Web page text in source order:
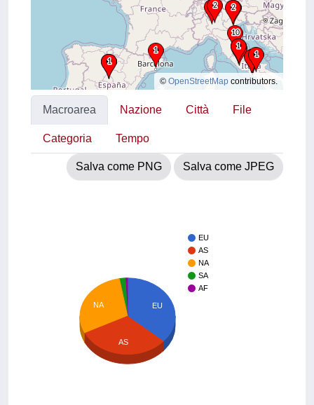
© OpenStreetMap contributors.
Macroarea Nazione Città File
Categoria Tempo
Salva come PNG Salva come JPEG
EU
AS
NA
SA
AF
EU
NA
AS